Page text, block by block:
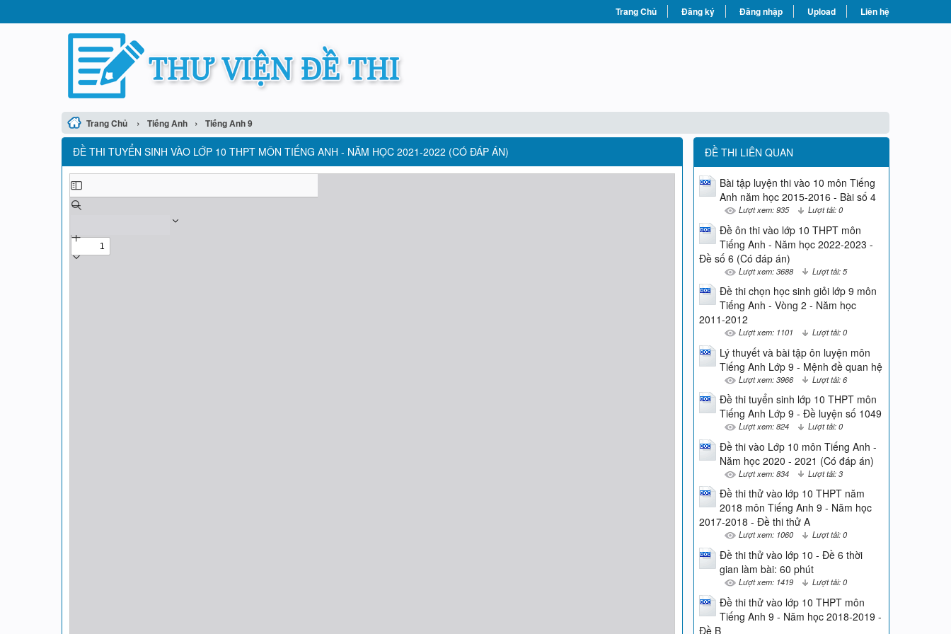
Trang Chủ Đăng ký Đăng nhập Upload Liên hệ
Trang Chủ › Tiếng Anh › Tiếng Anh 9
ĐỀ THI TUYỂN SINH VÀO LỚP 10 THPT MÔN TIẾNG ANH - NĂM HỌC 2021-2022 (CÓ ĐÁP ÁN) ĐỀ THI LIÊN QUAN
Bài tập luyện thi vào 10 môn Tiếng
Anh năm học 2015-2016 - Bài số 4
Lượt xem: 935 Lượt tải: 0
Đề ôn thi vào lớp 10 THPT môn
Tiếng Anh - Năm học 2022-2023 -
Đề số 6 (Có đáp án)
Lượt xem: 3688 Lượt tải: 5
Đề thi chọn học sinh giỏi lớp 9 môn
Tiếng Anh - Vòng 2 - Năm học
2011-2012
Lượt xem: 1101 Lượt tải: 0
Lý thuyết và bài tập ôn luyện môn
Tiếng Anh Lớp 9 - Mệnh đề quan hệ
Lượt xem: 3966 Lượt tải: 6
Đề thi tuyển sinh lớp 10 THPT môn
Tiếng Anh Lớp 9 - Đề luyện số 1049
Lượt xem: 824 Lượt tải: 0
Đề thi vào Lớp 10 môn Tiếng Anh -
Năm học 2020 - 2021 (Có đáp án)
Lượt xem: 834 Lượt tải: 3
Đề thi thử vào lớp 10 THPT năm
2018 môn Tiếng Anh 9 - Năm học
2017-2018 - Đề thi thử A
Lượt xem: 1060 Lượt tải: 0
Đề thi thử vào lớp 10 - Đề 6 thời
gian làm bài: 60 phút
Lượt xem: 1419 Lượt tải: 0
Đề thi thử vào lớp 10 THPT môn
Tiếng Anh 9 - Năm học 2018-2019 -
Đề B